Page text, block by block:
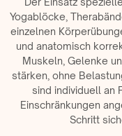
Yogablöcke,
einzelnen
und anatomisch
Muskeln, Gelenke
stärken, ohne
sind individuell an
Einschränkungen
Schritt